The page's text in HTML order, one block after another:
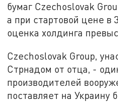
бумаг Czechoslovak
а при стартовой цене в
оценка холдинга
Czechoslovak Group,
Стрнадом от отца, -
производителей
поставляет на Украину